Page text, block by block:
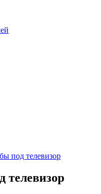
под телевизор
телевизор